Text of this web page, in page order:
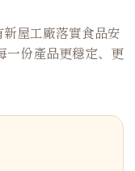
屋工廠落實食品安
一份產品更穩定、更